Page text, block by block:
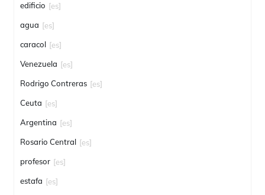
edificio [es]
agua [es]
caracol [es]
Venezuela [es]
Rodrigo Contreras [es]
Ceuta [es]
Argentina [es]
Rosario Central [es]
profesor [es]
estafa [es]